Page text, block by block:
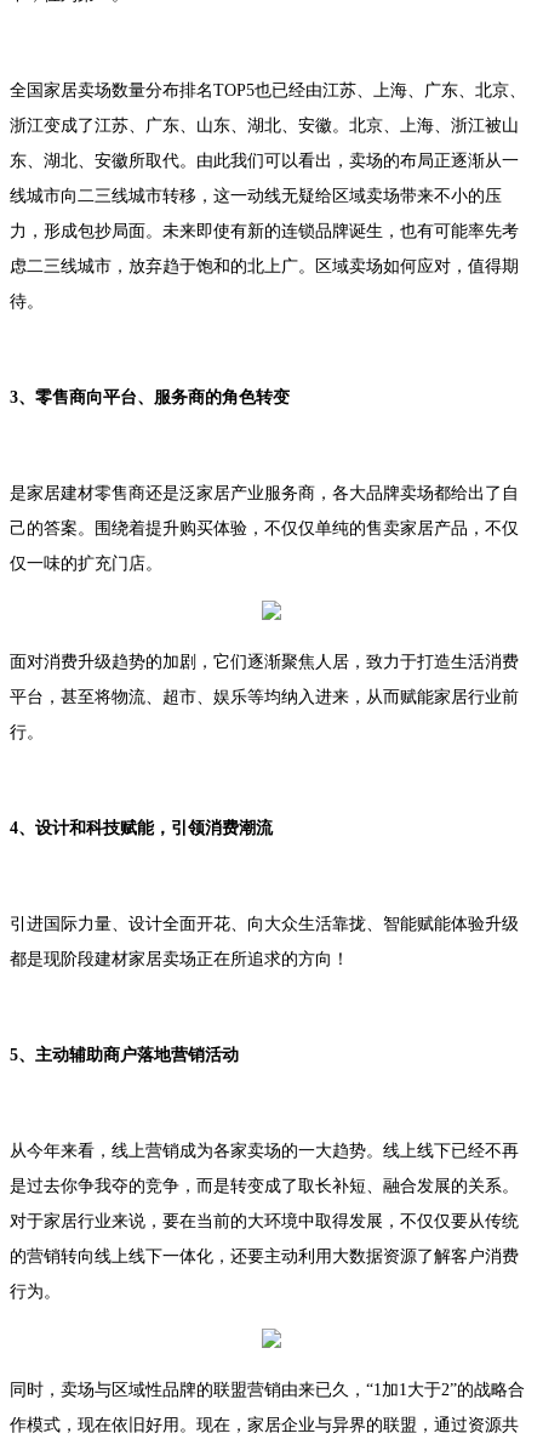
全国家居卖场数量分布排名TOP5也已经由江苏、上海、广东、北京、
浙江变成了江苏、广东、山东、湖北、安徽。北京、上海、浙江被山
东、湖北、安徽所取代。由此我们可以看出，卖场的布局正逐渐从一
线城市向二三线城市转移，这一动线无疑给区域卖场带来不小的压
力，形成包抄局面。未来即使有新的连锁品牌诞生，也有可能率先考
虑二三线城市，放弃趋于饱和的北上广。区域卖场如何应对，值得期
待。
3、零售商向平台、服务商的角色转变
是家居建材零售商还是泛家居产业服务商，各大品牌卖场都给出了自
己的答案。围绕着提升购买体验，不仅仅单纯的售卖家居产品，不仅
仅一味的扩充门店。
面对消费升级趋势的加剧，它们逐渐聚焦人居，致力于打造生活消费
平台，甚至将物流、超市、娱乐等均纳入进来，从而赋能家居行业前
行。
4、设计和科技赋能，引领消费潮流
引进国际力量、设计全面开花、向大众生活靠拢、智能赋能体验升级
都是现阶段建材家居卖场正在所追求的方向！
5、主动辅助商户落地营销活动
从今年来看，线上营销成为各家卖场的一大趋势。线上线下已经不再
是过去你争我夺的竞争，而是转变成了取长补短、融合发展的关系。
对于家居行业来说，要在当前的大环境中取得发展，不仅仅要从传统
的营销转向线上线下一体化，还要主动利用大数据资源了解客户消费
行为。
同时，卖场与区域性品牌的联盟营销由来已久，“1加1大于2”的战略合
作模式，现在依旧好用。现在，家居企业与异界的联盟，通过资源共